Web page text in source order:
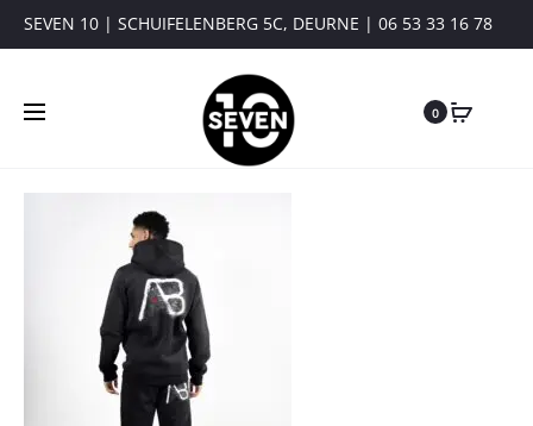
SEVEN 10 | SCHUIFELENBERG 5C, DEURNE | 06 53 33 16 78
0